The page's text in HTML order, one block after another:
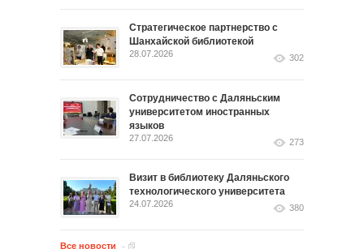
Стратегическое партнерство с
Шанхайской библиотекой
28.07.2026 302
Сотрудничество с Даляньским
университетом иностранных
языков
27.07.2026 273
Визит в библиотеку Даляньского
технологического университета
24.07.2026 380
Все новости